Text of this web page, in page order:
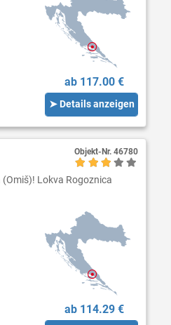
ab 117.00 €
➤ Details anzeigen
Lokva Rogoznica
ab 114.29 €
Objekt-Nr. 46780